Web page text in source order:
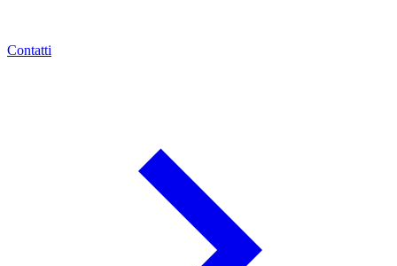
Contatti